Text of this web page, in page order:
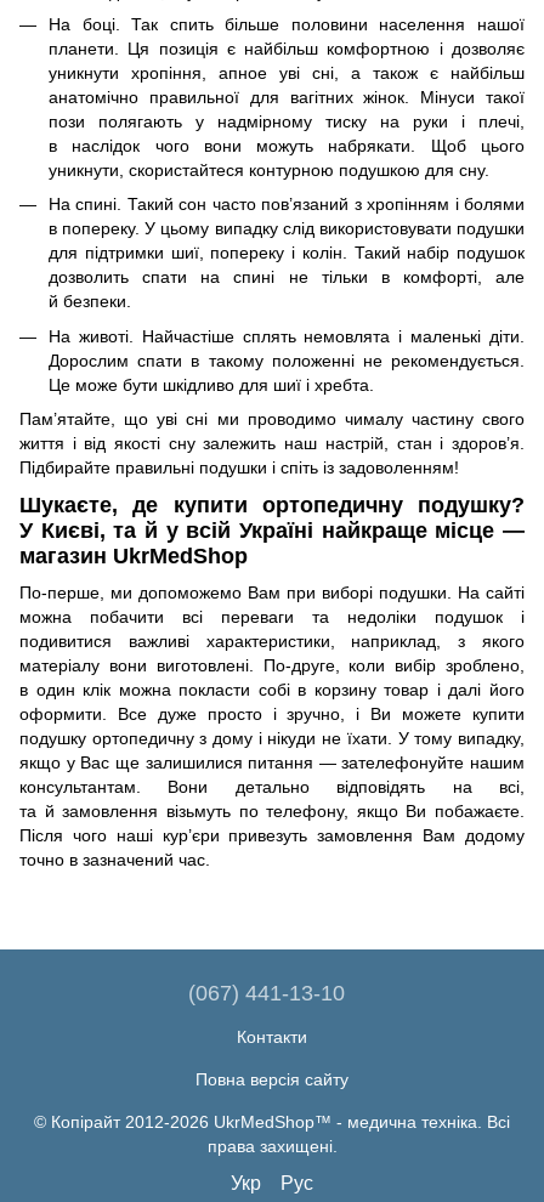
На боці. Так спить більше половини населення нашої
планети. Ця позиція є найбільш комфортною і дозволяє
уникнути хропіння, апное уві сні, а також є найбільш
анатомічно правильної для вагітних жінок. Мінуси такої
пози полягають у надмірному тиску на руки і плечі,
в наслідок чого вони можуть набрякати. Щоб цього
уникнути, скористайтеся контурною подушкою для сну.
На спині. Такий сон часто пов’язаний з хропінням і болями
в попереку. У цьому випадку слід використовувати подушки
для підтримки шиї, попереку і колін. Такий набір подушок
дозволить спати на спині не тільки в комфорті, але
й безпеки.
На животі. Найчастіше сплять немовлята і маленькі діти.
Дорослим спати в такому положенні не рекомендується.
Це може бути шкідливо для шиї і хребта.
Пам’ятайте, що уві сні ми проводимо чималу частину свого
життя і від якості сну залежить наш настрій, стан і здоров’я.
Підбирайте правильні подушки і спіть із задоволенням!
Шукаєте, де купити ортопедичну подушку?
У Києві, та й у всій Україні найкраще місце —
магазин UkrMedShop
По-перше , ми допоможемо Вам при виборі подушки. На сайті
можна побачити всі переваги та недоліки подушок і
подивитися важливі характеристики, наприклад, з якого
матеріалу вони виготовлені. По-друге, коли вибір зроблено,
в один клік можна покласти собі в корзину товар і далі його
оформити. Все дуже просто і зручно, і Ви можете купити
подушку ортопедичну з дому і нікуди не їхати. У тому випадку,
якщо у Вас ще залишилися питання — зателефонуйте нашим
консультантам. Вони детально відповідять на всі,
та й замовлення візьмуть по телефону, якщо Ви побажаєте.
Після чого наші кур’єри привезуть замовлення Вам додому
точно в зазначений час.
(067) 441-13-10
Контакти
Повна версія сайту
© Копірайт 2012-2026 UkrMedShop™ - медична техніка. Всі
права захищені.
Укр Рус